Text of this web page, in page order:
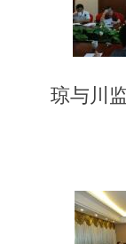
琼与川